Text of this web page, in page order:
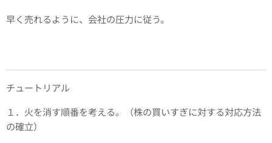
早く売れるように、会社の圧力に従う。
チュートリアル
１．火を消す順番を考える。（株の買いすぎに対する対応方法
の確立）